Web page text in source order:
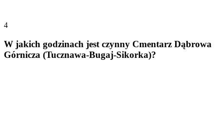
4
W jakich godzinach jest czynny Cmentarz Dąbrowa
Górnicza (Tucznawa-Bugaj-Sikorka)?